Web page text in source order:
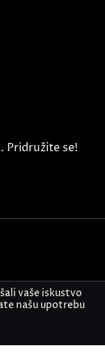
Pridružite se!
vaše iskustvo
našu upotrebu